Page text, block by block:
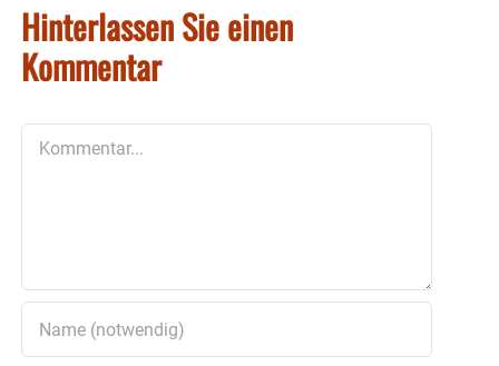
Hinterlassen Sie einen
Kommentar